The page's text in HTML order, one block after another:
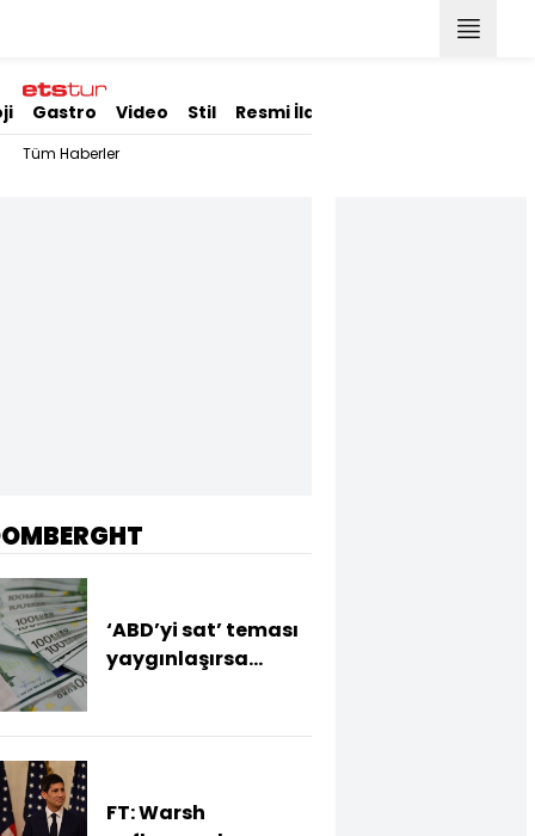
Gastro Video Stil Resmi İlanlar
Tüm Haberler
‘ABD’yi sat’ teması
yaygınlaşırsa
FT: Warsh